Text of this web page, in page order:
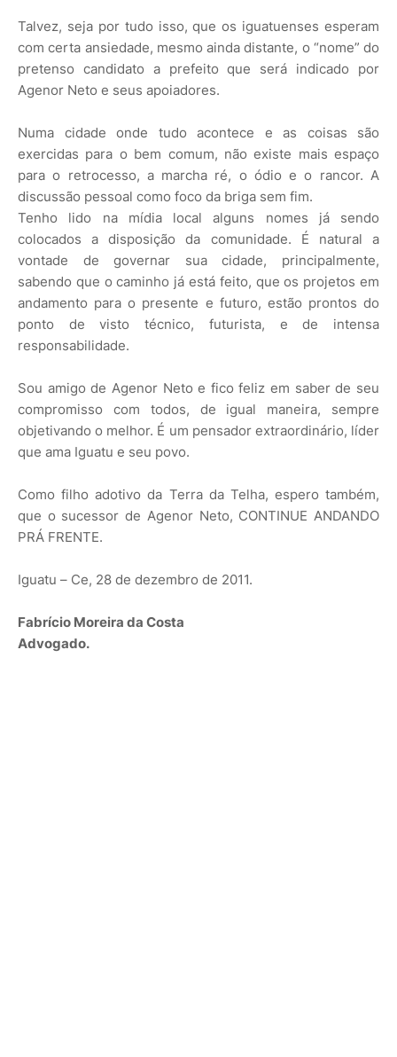
Talvez, seja por tudo isso, que os iguatuenses esperam
com certa ansiedade, mesmo ainda distante, o “nome” do
pretenso candidato a prefeito que será indicado por
Agenor Neto e seus apoiadores.
Numa cidade onde tudo acontece e as coisas são
exercidas para o bem comum, não existe mais espaço
para o retrocesso, a marcha ré, o ódio e o rancor. A
discussão pessoal como foco da briga sem fim.
Tenho lido na mídia local alguns nomes já sendo
colocados a disposição da comunidade. É natural a
vontade de governar sua cidade, principalmente,
sabendo que o caminho já está feito, que os projetos em
andamento para o presente e futuro, estão prontos do
ponto de visto técnico, futurista, e de intensa
responsabilidade.
Sou amigo de Agenor Neto e fico feliz em saber de seu
compromisso com todos, de igual maneira, sempre
objetivando o melhor. É um pensador extraordinário, líder
que ama Iguatu e seu povo.
Como filho adotivo da Terra da Telha, espero também,
que o sucessor de Agenor Neto, CONTINUE ANDANDO
PRÁ FRENTE.
Iguatu – Ce, 28 de dezembro de 2011.
Fabrício Moreira da Costa
Advogado.